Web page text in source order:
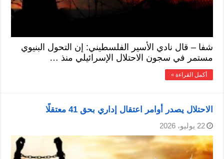
شفا – قال نادي الأسير الفلسطيني: إن التحول البنيوي
مستمر في سجون الاحتلال الإسرائيلي منذ …
أكمل القراءة »
الاحتلال يصدر أوامر اعتقال إداري بحق 41 معتقلًا
22 يوليو، 2026